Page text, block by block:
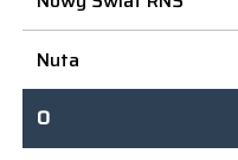
Nuta
O